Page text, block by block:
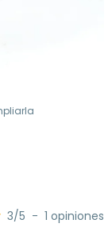
3/5 - 1 opiniones